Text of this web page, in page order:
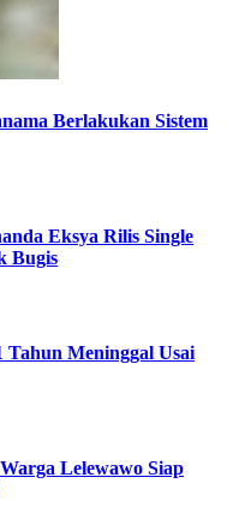
Berlakukan Sistem
Eksya Rilis Single
Bugis
Tahun Meninggal Usai
Lelewawo Siap